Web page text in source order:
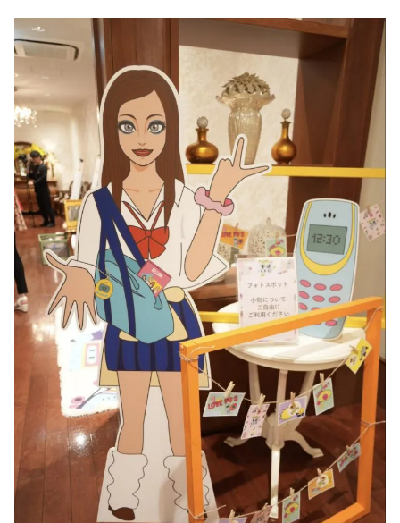
も言える「アートグレース大聖堂」がお出迎
え。ここは西洋の洋館？それともお城？と錯覚
してしまうくらい、エレガントでラグジュアリ
ー...